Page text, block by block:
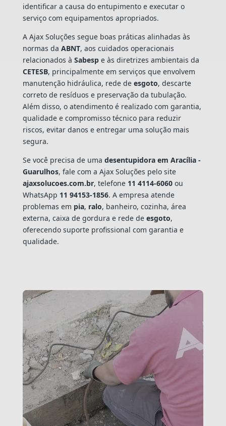
identificar a causa do entupimento e executar o
serviço com equipamentos apropriados.
A Ajax Soluções segue boas práticas alinhadas às
normas da ABNT, aos cuidados operacionais
relacionados à Sabespe às diretrizes ambientais da
CETESB, principalmente em serviços que envolvem
manutenção hidráulica, rede de esgoto, descarte
correto de resíduos e preservação da tubulação.
Além disso, o atendimento é realizado com garantia,
qualidade e compromisso técnico para reduzir
riscos, evitar danos e entregar uma solução mais
segura.
Se você precisa de uma desentupidora em Aracília -
Guarulhos, fale com a Ajax Soluções pelo site
ajaxsolucoes.com.br, telefone 11 4114-6060ou
WhatsApp 11 94153-1856. A empresa atende
problemas em pia, ralo, banheiro, cozinha, área
externa, caixa de gordura e rede de esgoto,
oferecendo suporte profissional com garantia e
qualidade.